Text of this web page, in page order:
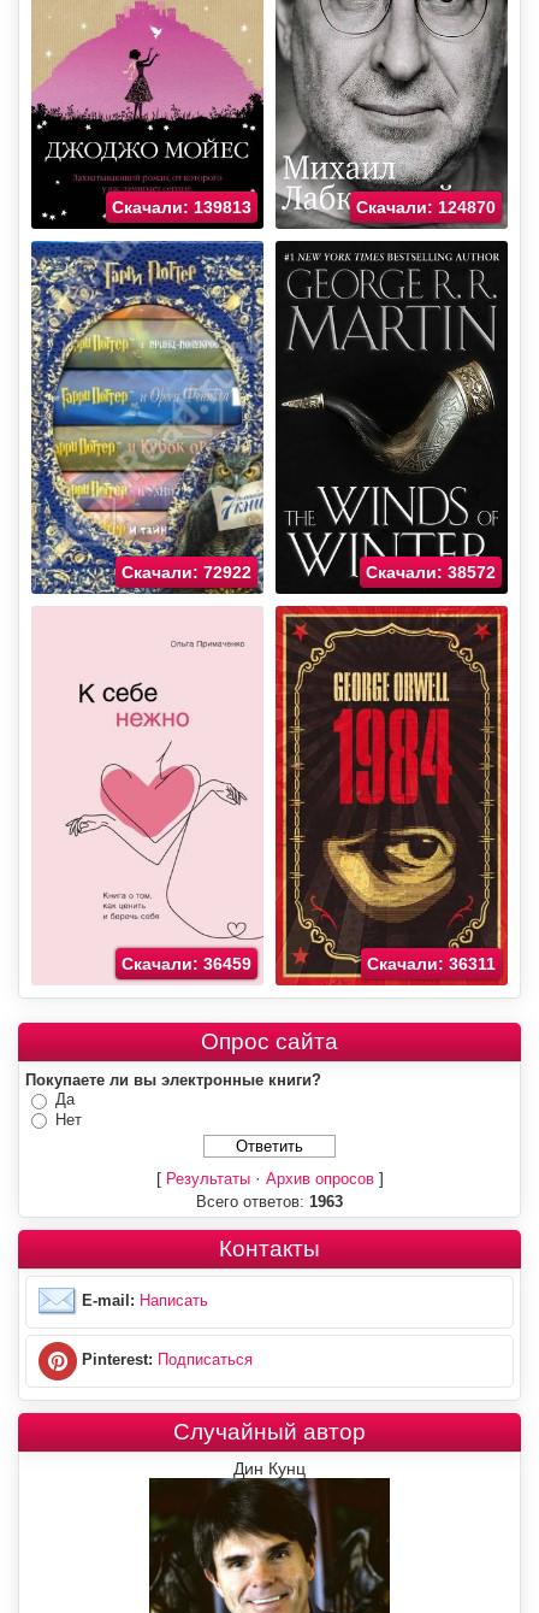
Скачали: 139813 Скачали: 124870
Скачали: 72922 Скачали: 38572
Скачали: 36459 Скачали: 36311
Опрос сайта
Покупаете ли вы электронные книги?
Да
Нет
[ Результаты· Архив опросов]
Всего ответов: 1963
Контакты
E-mail: Написать
Pinterest: Подписаться
Случайный автор
Дин Кунц